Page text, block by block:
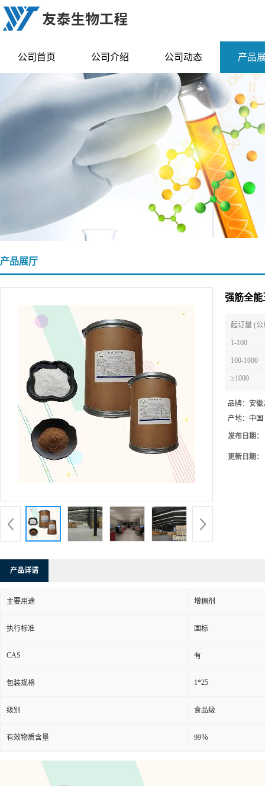
公司首页 公司介绍 公司动态 产品
产品展厅
强筋全能
起订量 (公
1-100
100-1000
≥1000
品牌： 安徽
产地： 中国
发布日期：
更新日期：
产品详请
主要用途 增稠剂
执行标准 国标
CAS 有
包装规格 1*25
级别 食品级
有效物质含量 99％